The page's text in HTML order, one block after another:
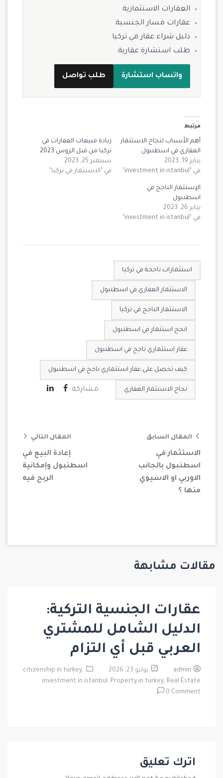
العقارات الاستثمارية
عقارات مسار الجنسية
دليل شراء عقار في تركيا
طلب استشارة عقارية
واتساب استشارة طلب تواصل
مرتبط
أهم الأسباب لنجاح الاستثمار
العقاري في اسطنبول
يناير 19, 2023
في "investment in istanbul"
زيادة مبيعات العقارات في
تركيا من قبل الروس 2023
سبتمبر 25, 2023
في "الاستثمار في تركيا"
الإستثمار الناجح في
اسطنبول
يناير 26, 2023
في "investment in istanbul"
استثمارات ناجحة في تركيا
الاستثمار العقاري في اسطنبول
الاستثمار الناجح في تركيا
انجح استثمار في اسطنبول
عقار استثماري ناجح في اسطنبول
كيف تحصل على عقار استثماري ناجح في اسطنبول
نجاح الاستثمار العقاري مشاركة:
المقال السابق
الاستثمار في
اسطنبول بالجانب
الاوربي او الاسيوي
منها ؟
المقال التالي
إعادة البيع في
اسطنبول وإمكانية
الربح فيه
مقالات مشابهة
عقارات الجنسية التركية:
الدليل الشامل للمشتري
العربي قبل أي التزام
admin يوليو 23, 2026
citizenship in turkey,
investment in istanbul, Property in turkey, Real Estate
0 Comment
اترك تعليق